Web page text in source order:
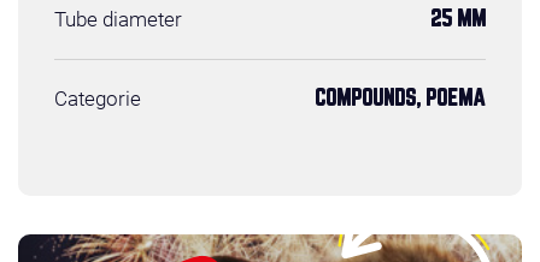
Tube diameter 25 MM
Categorie COMPOUNDS, POEMA